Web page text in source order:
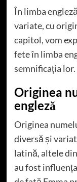
În limba
variate, cu
capitol, vom
fete în limba
semnificația lor.
Originea
engleză
Originea
diversă și
latină, altele
au fost